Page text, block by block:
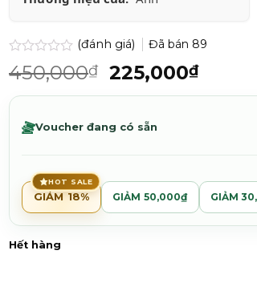
Được
xếp
0.0
sao
(đánh giá) Đã bán 89
450,000₫
Giá
gốc
450,000₫.
225,000₫Giá
hiện
Voucher đang có sẵn
HOT SALE
GIẢM 18% GIẢM 50,000₫ GIẢM
Hết hàng